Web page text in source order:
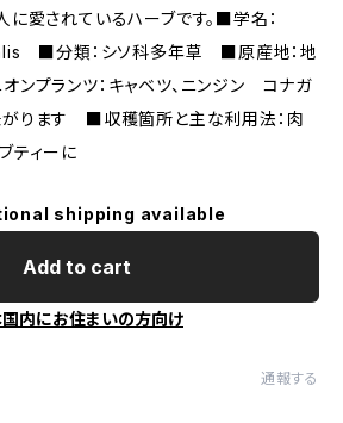
に愛されているハーブです。■学名：
■分類：シソ科多年草 ■原産地：地
プランツ：キャベツ、ニンジン コナガ
がります ■収穫箇所と主な利用法：肉
ティーに
shipping available
Add to cart
国内にお住まいの方向け
通報する